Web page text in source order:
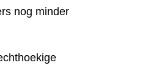
nog minder